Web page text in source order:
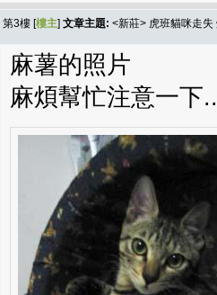
第3樓 [樓主] 文章主題: <新莊> 虎班貓咪走失
麻薯的照片
麻煩幫忙注意一下